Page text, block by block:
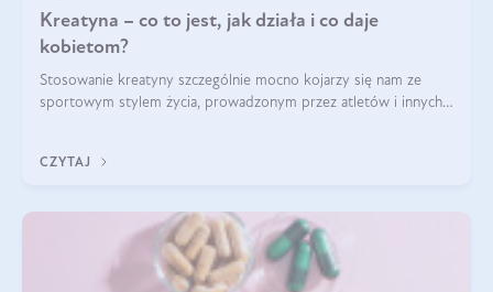
Kreatyna – co to jest, jak działa i co daje
kobietom?
Stosowanie kreatyny szczególnie mocno kojarzy się nam ze
sportowym stylem życia, prowadzonym przez atletów i innych
zwiększa masę
CZYTAJ